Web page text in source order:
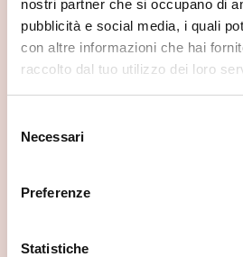
nostri partner che si occupano di
pubblicità e social media, i quali
con altre informazioni che hai
raccolto dal tuo utilizzo dei loro
delNecessari
Preferenze
Statistiche
📍 Cosa vedere
Se vuoi scoprire di più su questa